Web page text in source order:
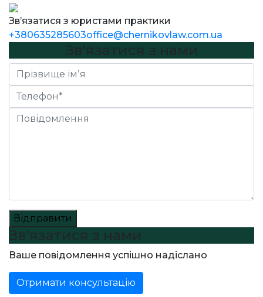
Зв’язатися з юристами практики
+380635285603office@chernikovlaw.com.ua
Зв'язатися з нами
Відправити
Зв'язатися з нами
Ваше повідомлення успішно надіслано
Отримати консультацію